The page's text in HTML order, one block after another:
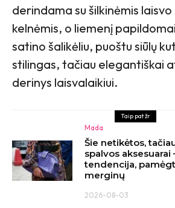
derindama su šilkinėmis
kelnėmis, o liemenį
satino šalikėliu, puoštu siūlų
stilingas, tačiau elegantiškai
derinys laisvalaikiui.
Taip pat žr
Mada
Šie netikėtos,
spalvos aksesuarai
tendencija,
merginų
2026-08-03